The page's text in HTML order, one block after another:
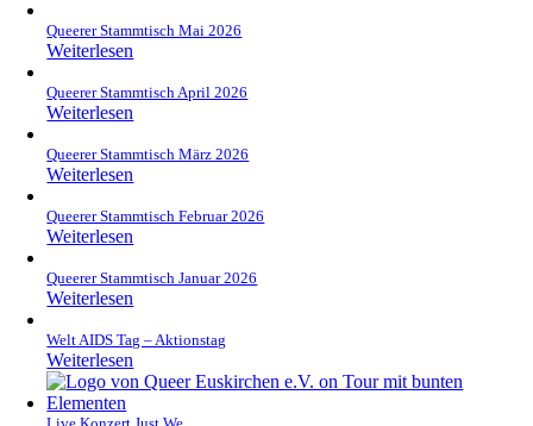
Queerer Stammtisch Mai 2026
Weiterlesen
Queerer Stammtisch April 2026
Weiterlesen
Queerer Stammtisch März 2026
Weiterlesen
Queerer Stammtisch Februar 2026
Weiterlesen
Queerer Stammtisch Januar 2026
Weiterlesen
Welt AIDS Tag – Aktionstag
Weiterlesen